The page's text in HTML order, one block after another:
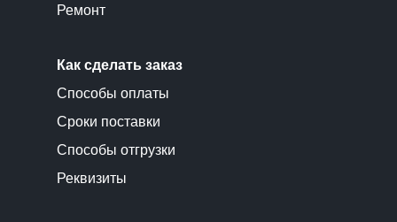
Ремонт
Как сделать заказ
Способы оплаты
Сроки поставки
Способы отгрузки
Реквизиты